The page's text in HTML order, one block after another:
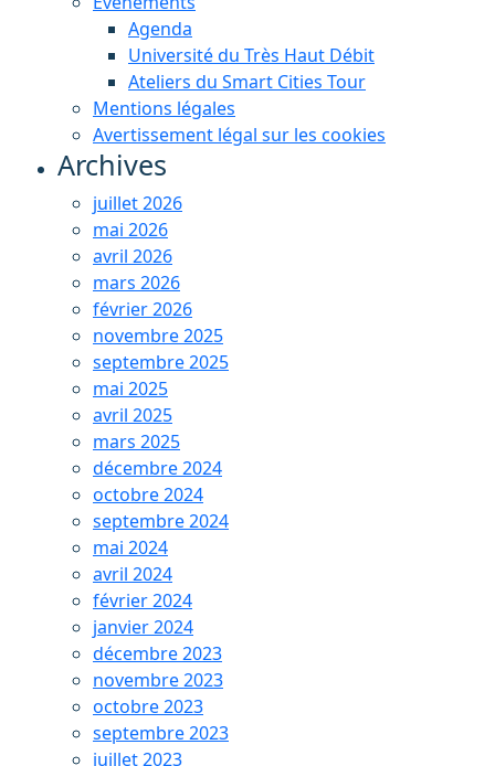
Agenda
Université du Très Haut Débit
Ateliers du Smart Cities Tour
Mentions légales
Avertissement légal sur les cookies
Archives
juillet 2026
mai 2026
avril 2026
mars 2026
février 2026
novembre 2025
septembre 2025
mai 2025
avril 2025
mars 2025
décembre 2024
octobre 2024
septembre 2024
mai 2024
avril 2024
février 2024
janvier 2024
décembre 2023
novembre 2023
octobre 2023
septembre 2023
juillet 2023